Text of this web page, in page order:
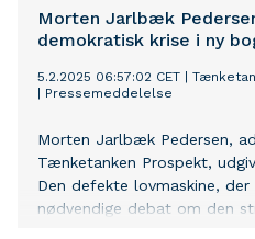
Morten Jarlbæk
demokratisk krise i ny
5.2.2025 06:57:02 CET
Pressemeddelelse
Morten Jarlbæk Pedersen,
Tænketanken Prospekt,
Den defekte lovmaskine,
nødvendige debat om den